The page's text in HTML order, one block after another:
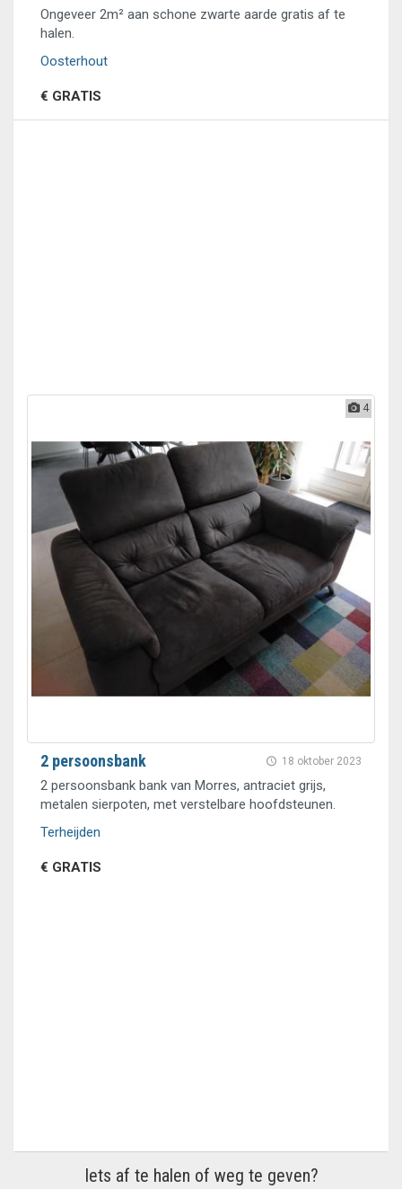
Ongeveer 2m² aan schone zwarte aarde gratis af te
halen.
Oosterhout
€ GRATIS
4
18 oktober 2023
2 persoonsbank
2 persoonsbank bank van Morres, antraciet grijs,
metalen sierpoten, met verstelbare hoofdsteunen.
Terheijden
€ GRATIS
Iets af te halen of weg te geven?